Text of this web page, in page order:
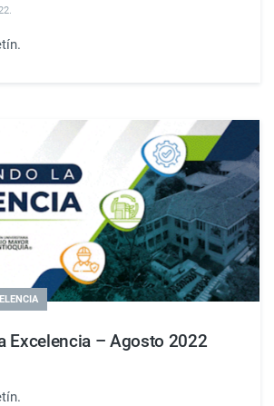
.
Excelencia – Agosto 2022